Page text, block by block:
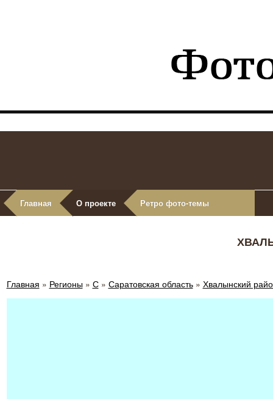
Главная О проекте Ретро фото-темы
Главная » Регионы» С» Саратовская область» Хвалынский